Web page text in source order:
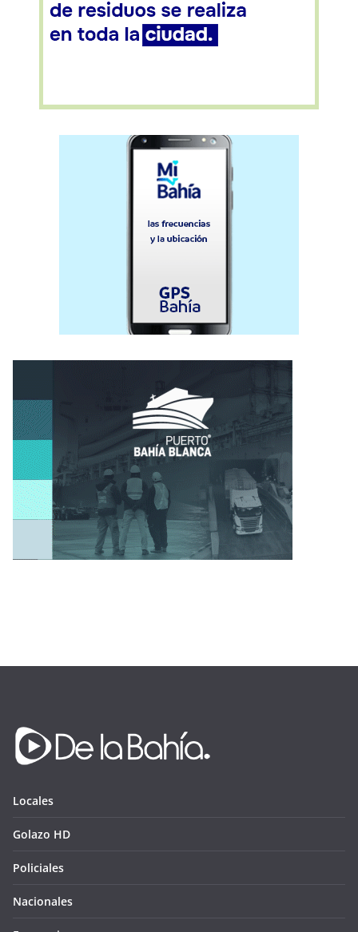
Locales
Golazo HD
Policiales
Nacionales